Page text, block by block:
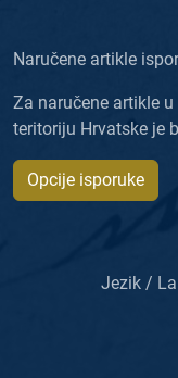
Naručene artikle
Za naručene artikle
teritoriju Hrvatske je
Opcije isporuke
Jezik /